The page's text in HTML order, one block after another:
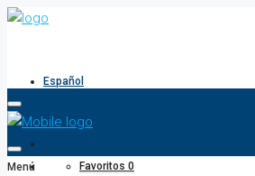
Español
Favoritos 0
Menú